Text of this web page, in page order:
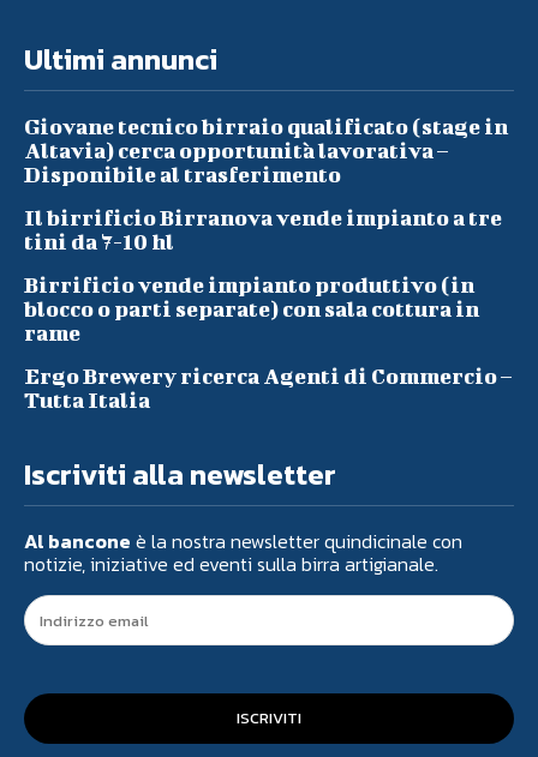
Ultimi annunci
Giovane tecnico birraio qualificato (stage in
Altavia) cerca opportunità lavorativa –
Disponibile al trasferimento
Il birrificio Birranova vende impianto a tre
tini da 7-10 hl
Birrificio vende impianto produttivo (in
blocco o parti separate) con sala cottura in
rame
Ergo Brewery ricerca Agenti di Commercio –
Tutta Italia
Iscriviti alla newsletter
Al bancone è la nostra newsletter quindicinale con
notizie, iniziative ed eventi sulla birra artigianale.
ISCRIVITI